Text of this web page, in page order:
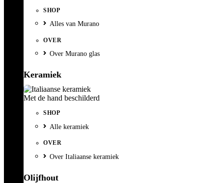
SHOP
Alles van Murano
OVER
Over Murano glas
Keramiek
Met de hand beschilderd
SHOP
Alle keramiek
OVER
Over Italiaanse keramiek
Olijfhout